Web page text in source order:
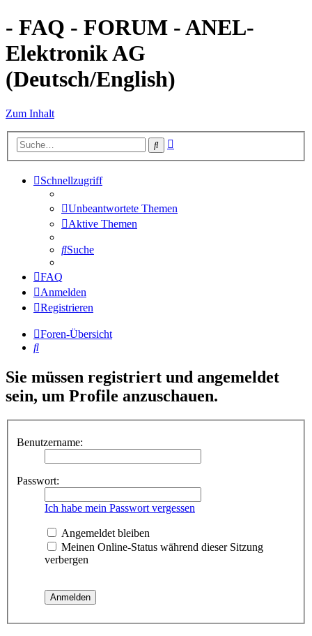
- FAQ - FORUM - ANEL-
Elektronik AG
(Deutsch/English)
Zum Inhalt
Suche
Schnellzugriff
Unbeantwortete Themen
Aktive Themen
Suche
FAQ
Anmelden
Registrieren
Foren-Übersicht
Suche
Sie müssen registriert und angemeldet
sein, um Profile anzuschauen.
Benutzername:
Passwort:
Ich habe mein Passwort vergessen
Angemeldet bleiben
Meinen Online-Status während dieser Sitzung
verbergen